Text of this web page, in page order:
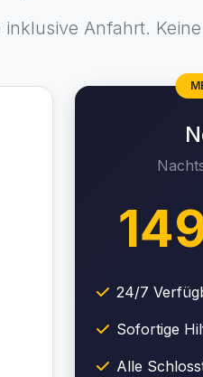
inklusive Anfahrt.
24/7
Sofortige
Alle